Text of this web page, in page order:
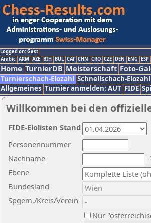
Logged on: Gast
Arabic ARM AZE BIH BUL CAT CHN CRO CZE DEN ENG ESP
Home TurnierDB Meisterschaft Foto-
Turnierschach-Elozahl Schnellschach-Elozahl
Allgemeines Turnier anmelden: AUT FIDE
Willkommen bei den
Nachname
Ebene
Personennummer
Bundesland
Spgem./Kreis/Verein
Nur
FIDE-Elolisten Stand